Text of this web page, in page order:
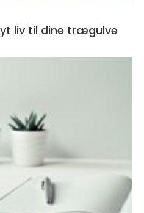
liv til dine trægulve